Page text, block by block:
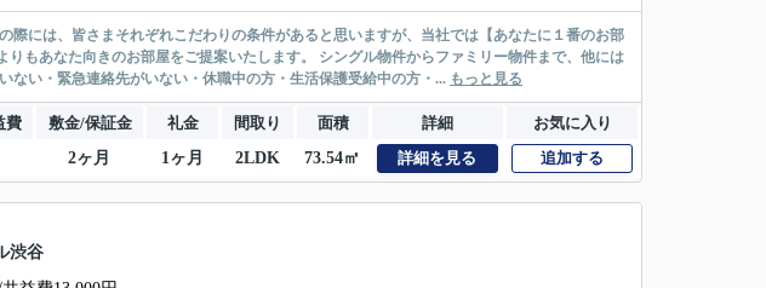
ご提案いたします。 シングル物件からファミリー物件まで、他には
豊富にご紹介しております。 保証人がいない・緊急連絡先がいない・休職中の方・生活保護受給中の方・... もっと見る
費 敷金/保証金 礼金 間取り 面積 詳細
お気に入り
2ヶ月 1ヶ月 2LDK 73.54㎡ 詳細を見る 追加する
渋谷